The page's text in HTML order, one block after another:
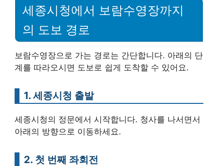
세종시청에서 보람수영장까지
의 도보 경로
보람수영장으로 가는 경로는 간단합니다. 아래의 단
계를 따라오시면 도보로 쉽게 도착할 수 있어요.
1. 세종시청 출발
세종시청의 정문에서 시작합니다. 청사를 나서면서
아래의 방향으로 이동하세요.
2. 첫 번째 좌회전